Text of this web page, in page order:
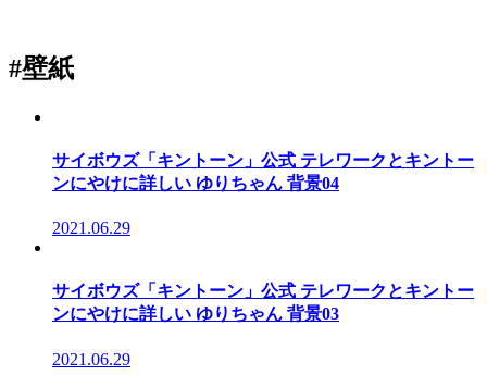
#壁紙
サイボウズ「キントーン」公式 テレワークとキントー
ンにやけに詳しい ゆりちゃん 背景04
2021.06.29
サイボウズ「キントーン」公式 テレワークとキントー
ンにやけに詳しい ゆりちゃん 背景03
2021.06.29